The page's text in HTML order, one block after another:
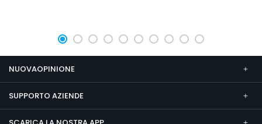
NUOVAOPINIONE
SUPPORTO AZIENDE